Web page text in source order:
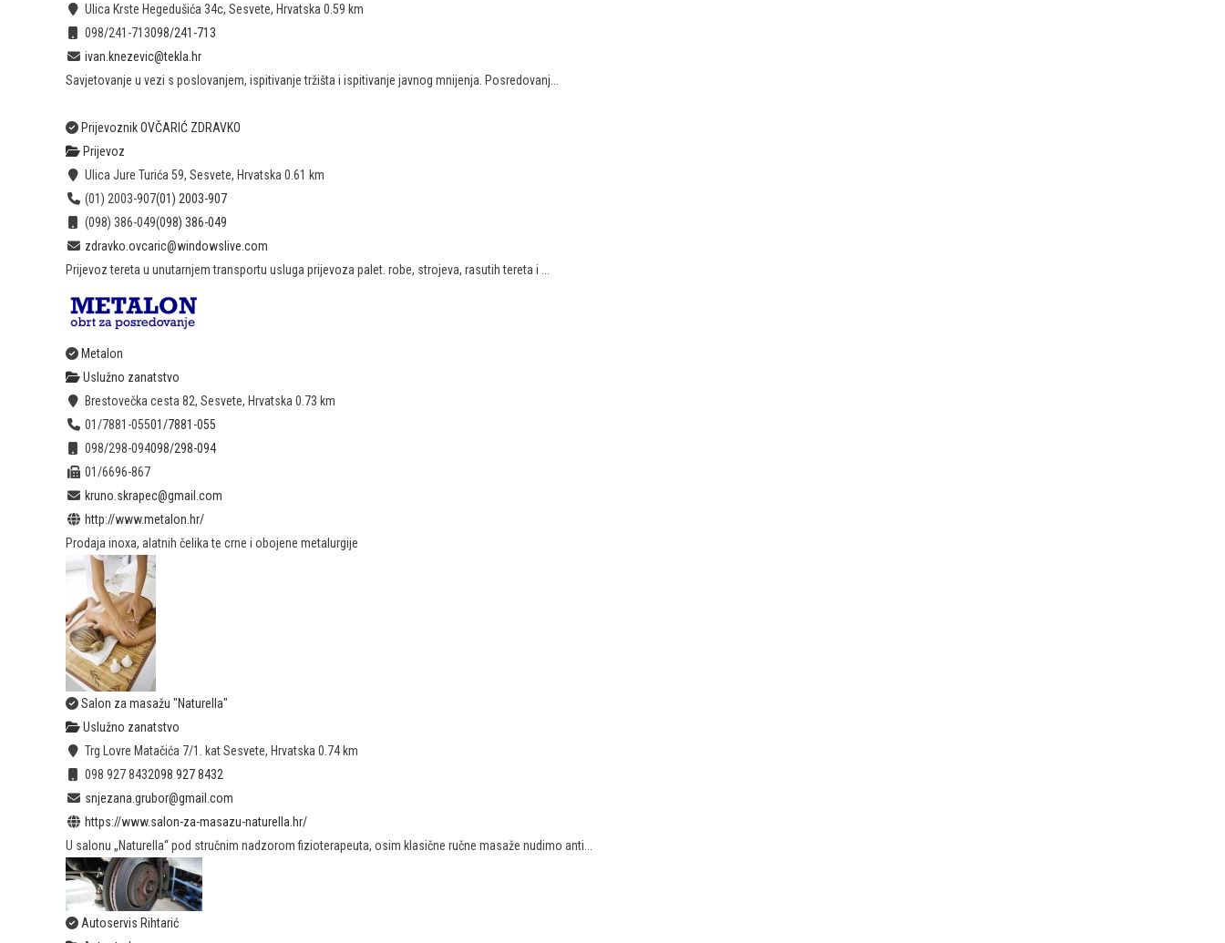
Ulica Krste Hegedušića 34c, Sesvete, Hrvatska 0.59 km
098/241-713098/241-713
ivan.knezevic@tekla.hr
Savjetovanje u vezi s poslovanjem, ispitivanje tržišta i ispitivanje javnog mnijenja. Posredovanj...
Prijevoznik OVČARIĆ ZDRAVKO
Prijevoz
Ulica Jure Turića 59, Sesvete, Hrvatska 0.61 km
(01) 2003-907(01) 2003-907
(098) 386-049(098) 386-049
zdravko.ovcaric@windowslive.com
Prijevoz tereta u unutarnjem transportu usluga prijevoza palet. robe, strojeva, rasutih tereta i ...
Metalon
Uslužno zanatstvo
Brestovečka cesta 82, Sesvete, Hrvatska 0.73 km
01/7881-05501/7881-055
098/298-094098/298-094
01/6696-867
kruno.skrapec@gmail.com
http://www.metalon.hr/
Prodaja inoxa, alatnih čelika te crne i obojene metalurgije
Salon za masažu "Naturella"
Uslužno zanatstvo
Trg Lovre Matačića 7/1. kat Sesvete, Hrvatska 0.74 km
098 927 8432098 927 8432
snjezana.grubor@gmail.com
https://www.salon-za-masazu-naturella.hr/
U salonu „Naturella“ pod stručnim nadzorom fizioterapeuta, osim klasične ručne masaže nudimo anti...
Autoservis Rihtarić